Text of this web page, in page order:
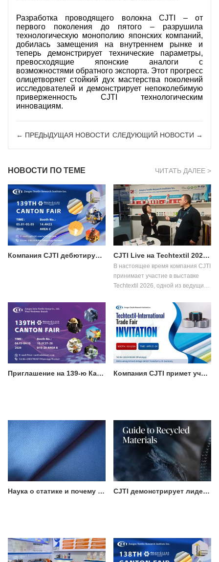
Разработка проводящего волокна CJTI – от
первого поколения до пятого – разрушила
технологическую монополию японских компаний,
добилась замещения на внутреннем рынке и
теперь демонстрирует технические параметры,
превосходящие японские аналоги с
возможностями обратного экспорта. Этот прогресс
олицетворяет стойкий дух мастерства поколений
исследователей и демонстрирует непоколебимую
приверженность CJTI технологическим
инновациям.
← ПРЕДЫДУЩАЯ HОВОСТИ СЛЕДУЮЩИЙ HОВОСТИ →
НОВОСТИ ПО ТЕМЕ ЧИТАТЬ ДАЛЕЕ >
Компания CJTI дебютирует на 139-й Кантонской ярмарке, этап 3: представление инновационных функциональных текстильных решений покупателям по всему миру. CJTI Live на Techtextil 2026: демонстрация инноваций в области функционального текстиля.
В настоящее время компания CJTI
принимает участие в выставке
Techtextil 2026, одной из ведущих
текстильных и нетканых
материалов, которая пройдет с 21
по 24 апреля 2026 года во
Франкфурте-на-Майне.
Приглашение на 139-ю Кантонскую ярмарку: познакомьтесь с профессиональными решениями CJTI в области защитной рабочей одежды. Компания CJTI примет участие в выставке Techtextil 2026 во Франкфурте.
Наука о статике и почему она важна для спецодежды CJTI демонстрирует лидерство в области устойчивого производства, представив сертифицированный прорыв в области экологичного текстиля